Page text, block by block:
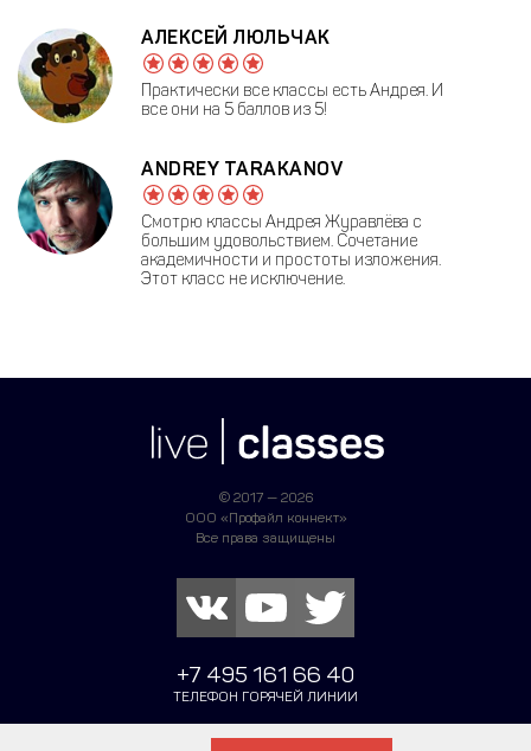
АЛЕКСЕЙ ЛЮЛЬЧАК
Практически все классы есть Андрея. И
все они на 5 баллов из 5!
ANDREY TARAKANOV
Смотрю классы Андрея Журавлёва с
большим удовольствием. Сочетание
академичности и простоты изложения.
Этот класс не исключение.
© 2017 — 2026
ООО «Профайл коннект»
Все права защищены
+7 495 161 66 40
ТЕЛЕФОН ГОРЯЧЕЙ ЛИНИИ